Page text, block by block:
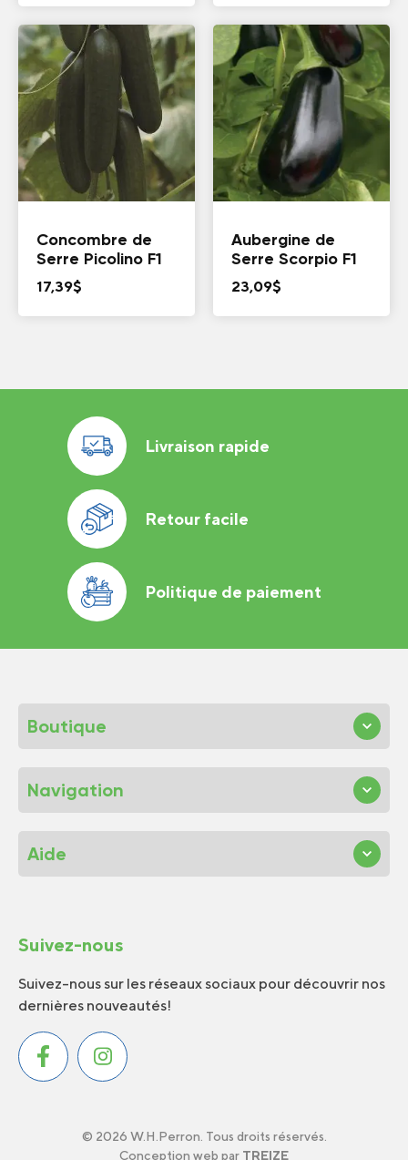
Concombre de
Serre Picolino F1
17,39$
Aubergine de
Serre Scorpio F1
23,09$
Livraison rapide
Retour facile
Politique de paiement
Boutique
Navigation
Aide
Suivez-nous
Suivez-nous sur les réseaux sociaux pour découvrir nos
dernières nouveautés!
© 2026 W.H.Perron. Tous droits réservés.
Conception web par TREIZE